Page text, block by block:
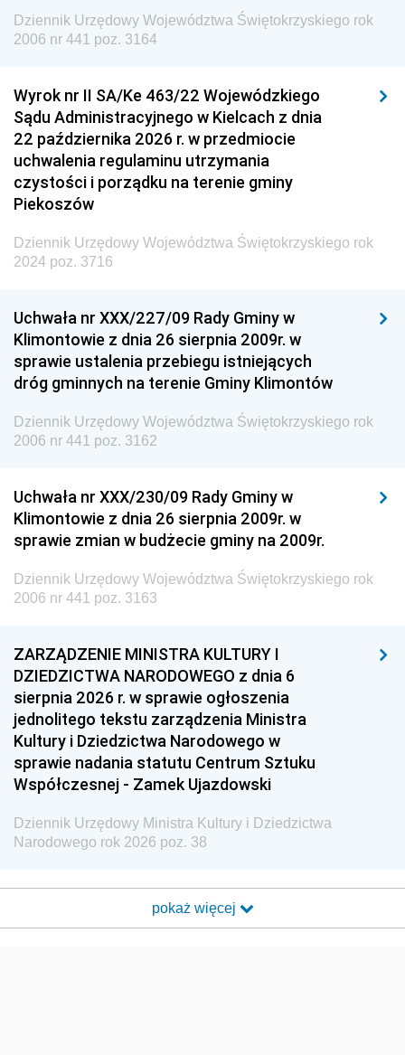
Dziennik Urzędowy Agencji Wywiadu
Dziennik Urzędowy Województwa Świętokrzyskiego rok
2006 nr 441 poz. 3164
Wyrok nr II SA/Ke 463/22 Wojewódzkiego
Sądu Administracyjnego w Kielcach z dnia
22 października 2026 r. w przedmiocie
uchwalenia regulaminu utrzymania
czystości i porządku na terenie gminy
Piekoszów
Dziennik Urzędowy Województwa Świętokrzyskiego rok
2024 poz. 3716
Uchwała nr XXX/227/09 Rady Gminy w
Klimontowie z dnia 26 sierpnia 2009r. w
sprawie ustalenia przebiegu istniejących
dróg gminnych na terenie Gminy Klimontów
Dziennik Urzędowy Województwa Świętokrzyskiego rok
2006 nr 441 poz. 3162
Uchwała nr XXX/230/09 Rady Gminy w
Klimontowie z dnia 26 sierpnia 2009r. w
sprawie zmian w budżecie gminy na 2009r.
Dziennik Urzędowy Województwa Świętokrzyskiego rok
2006 nr 441 poz. 3163
ZARZĄDZENIE MINISTRA KULTURY I
DZIEDZICTWA NARODOWEGO z dnia 6
sierpnia 2026 r. w sprawie ogłoszenia
jednolitego tekstu zarządzenia Ministra
Kultury i Dziedzictwa Narodowego w
sprawie nadania statutu Centrum Sztuku
Współczesnej - Zamek Ujazdowski
Dziennik Urzędowy Ministra Kultury i Dziedzictwa
Narodowego rok 2026 poz. 38
pokaż więcej